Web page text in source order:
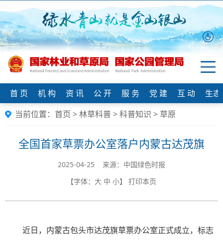
首 页 机 构 资 讯 公 开 服 务 党 建 互 动
生
当前位置： 首页 >林草科普>科普知识 > 草原
全国首家草票办公室落户内蒙古达茂旗
2025-04-25 来源：中国绿色时报
【字体： 大 中 小】 打印本页
近日，内蒙古包头市达茂旗草票办公室正式成立，标志